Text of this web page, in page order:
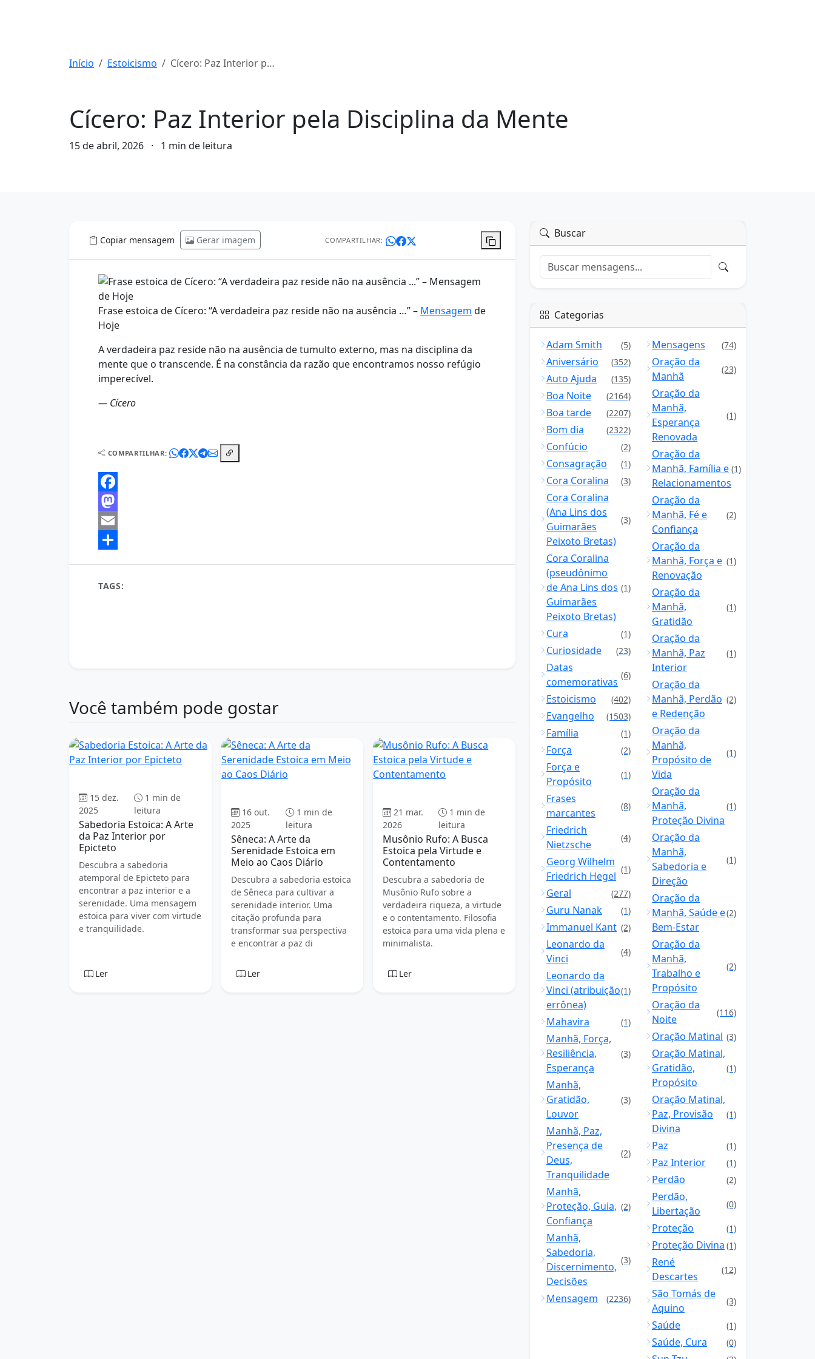
Início Estoicismo Cícero: Paz Interior pela Disciplina da Mente
Cícero: Paz Interior pela Disciplina da Mente
15 de abril, 2026 · 1 min de leitura
Copiar mensagem Gerar imagem COMPARTILHAR:
Frase estoica de Cícero: “A verdadeira paz reside não na ausência …” – Mensagem de
Hoje
A verdadeira paz reside não na ausência de tumulto externo, mas na disciplina da
mente que o transcende. É na constância da razão que encontramos nosso refúgio
imperecível.
— Cícero
COMPARTILHAR:
Facebook
Mastodon
Email
TAGS:
Você também pode gostar
15 dez.
2025
1 min de
leitura
Sabedoria Estoica: A Arte
da Paz Interior por
Epicteto
Descubra a sabedoria
atemporal de Epicteto para
encontrar a paz interior e a
serenidade. Uma mensagem
estoica para viver com virtude
e tranquilidade.
Ler
16 out.
2025
1 min de
leitura
Sêneca: A Arte da
Serenidade Estoica em
Meio ao Caos Diário
Descubra a sabedoria estoica
de Sêneca para cultivar a
serenidade interior. Uma
citação profunda para
transformar sua perspectiva
e encontrar a paz di
Ler
21 mar.
2026
1 min de
leitura
Musônio Rufo: A Busca
Estoica pela Virtude e
Contentamento
Descubra a sabedoria de
Musônio Rufo sobre a
verdadeira riqueza, a virtude
e o contentamento. Filosofia
estoica para uma vida plena e
minimalista.
Ler
Buscar
Categorias
Adam Smith (5)
Aniversário (352)
Auto Ajuda (135)
Boa Noite (2164)
Boa tarde (2207)
Bom dia (2322)
Confúcio (2)
Consagração (1)
Cora Coralina (3)
Cora Coralina
(Ana Lins dos
Guimarães
Peixoto Bretas)
(3)
Cora Coralina
(pseudônimo
de Ana Lins dos
Guimarães
Peixoto Bretas)
(1)
Cura (1)
Curiosidade (23)
Datas
comemorativas
(6)
Estoicismo (402)
Evangelho (1503)
Família (1)
Força (2)
Força e
Propósito
(1)
Frases
marcantes
(8)
Friedrich
Nietzsche
(4)
Georg Wilhelm
Friedrich Hegel
(1)
Geral (277)
Guru Nanak (1)
Immanuel Kant (2)
Leonardo da
Vinci
(4)
Leonardo da
Vinci (atribuição
errônea)
(1)
Mahavira (1)
Manhã, Força,
Resiliência,
Esperança
(3)
Manhã,
Gratidão,
Louvor
(3)
Manhã, Paz,
Presença de
Deus,
Tranquilidade
(2)
Manhã,
Proteção, Guia,
Confiança
(2)
Manhã,
Sabedoria,
Discernimento,
Decisões
(3)
Mensagem (2236)
Mensagens (74)
Oração da
Manhã
(23)
Oração da
Manhã,
Esperança
Renovada
(1)
Oração da
Manhã, Família e
Relacionamentos
(1)
Oração da
Manhã, Fé e
Confiança
(2)
Oração da
Manhã, Força e
Renovação
(1)
Oração da
Manhã,
Gratidão
(1)
Oração da
Manhã, Paz
Interior
(1)
Oração da
Manhã, Perdão
e Redenção
(2)
Oração da
Manhã,
Propósito de
Vida
(1)
Oração da
Manhã,
Proteção Divina
(1)
Oração da
Manhã,
Sabedoria e
Direção
(1)
Oração da
Manhã, Saúde e
Bem-Estar
(2)
Oração da
Manhã,
Trabalho e
Propósito
(2)
Oração da
Noite
(116)
Oração Matinal (3)
Oração Matinal,
Gratidão,
Propósito
(1)
Oração Matinal,
Paz, Provisão
Divina
(1)
Paz (1)
Paz Interior (1)
Perdão (2)
Perdão,
Libertação
(0)
Proteção (1)
Proteção Divina (1)
René
Descartes
(12)
São Tomás de
Aquino
(3)
Saúde (1)
Saúde, Cura (0)